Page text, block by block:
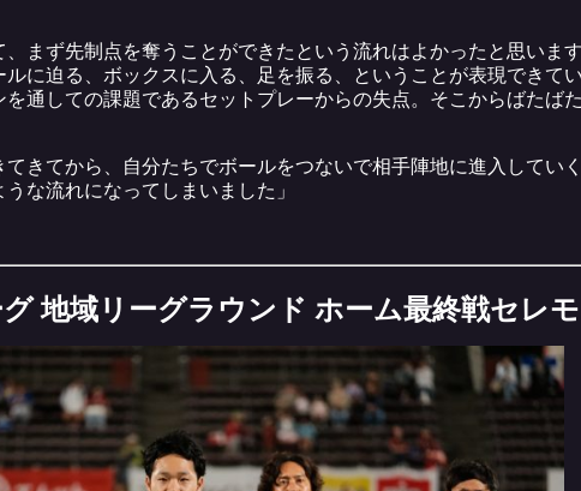
、まず先制点を奪うことができたという流れはよかったと思いま
に迫る、ボックスに入る、足を振る、ということが表現できて
通しての課題であるセットプレーからの失点。そこからばたば
きてから、自分たちでボールをつないで相手陣地に進入してい
な流れになってしまいました」
地域リーグラウンド ホーム最終戦セレ